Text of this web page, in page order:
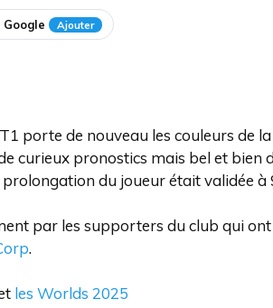
Ajouter
porte de nouveau les couleurs de
curieux pronostics mais bel et bien
du joueur était validée à
par les supporters du club qui
.
les Worlds 2025